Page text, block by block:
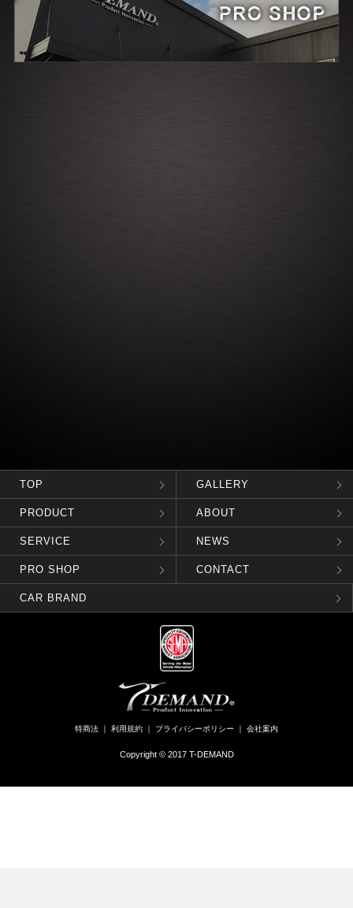
TOP GALLERY
PRODUCT ABOUT
SERVICE NEWS
PRO SHOP CONTACT
CAR BRAND
特商法 ｜ 利用規約 ｜ プライバシーポリシー ｜ 会社案内
Copyright © 2017 T-DEMAND